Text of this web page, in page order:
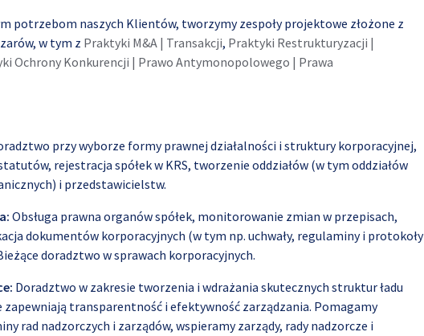
potrzebom naszych Klientów, tworzymy zespoły projektowe złożone z
w tym z Praktyki M&A | Transakcji, Praktyki Restrukturyzacji |
Ochrony Konkurencji | Prawo Antymonopolowego | Prawa
przy wyborze formy prawnej działalności i struktury korporacyjnej,
rejestracja spółek w KRS, tworzenie oddziałów (w tym oddziałów
i przedstawicielstw.
Obsługa prawna organów spółek, monitorowanie zmian w przepisach,
dokumentów korporacyjnych (w tym np. uchwały, regulaminy i protokoły
doradztwo w sprawach korporacyjnych.
Doradztwo w zakresie tworzenia i wdrażania skutecznych struktur ładu
transparentność i efektywność zarządzania. Pomagamy
rad nadzorczych i zarządów, wspieramy zarządy, rady nadzorcze i